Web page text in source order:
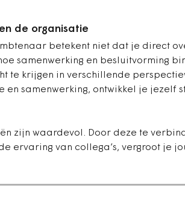
de organisatie
betekent niet dat je direct
samenwerking en besluitvorming
te krijgen in verschillende
en samenwerking, ontwikkel je jezelf
zijn waardevol. Door deze te
ervaring van collega’s, vergroot je